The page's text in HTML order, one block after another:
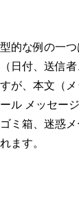
的な例の一
日付、送信
が、本文（
ル メッセー
ミ箱、迷惑
ます。